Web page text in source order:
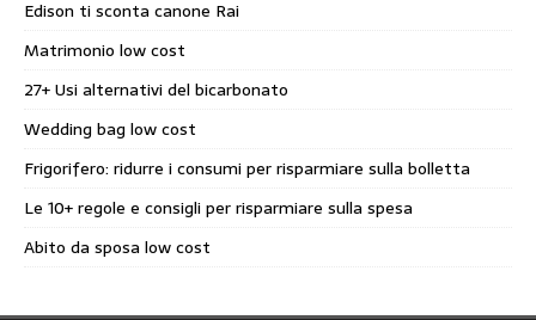
Edison ti sconta canone Rai
Matrimonio low cost
27+ Usi alternativi del bicarbonato
Wedding bag low cost
Frigorifero: ridurre i consumi per risparmiare sulla bolletta
Le 10+ regole e consigli per risparmiare sulla spesa
Abito da sposa low cost